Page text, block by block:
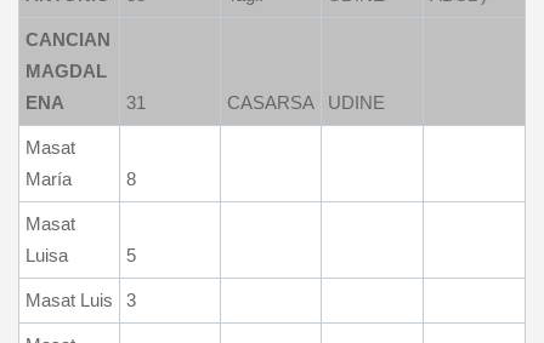
CANCIAN
MAGDAL
ENA
31 CASARSA UDINE
Masat
María
8
Masat
Luisa
5
Masat Luis 3